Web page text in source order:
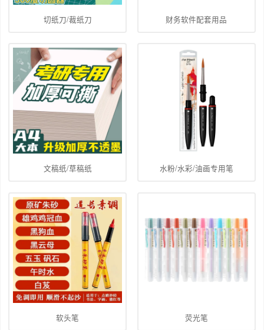
切纸刀/裁纸刀 财务软件配套用品
文稿纸/草稿纸 水粉/水彩/油画专用笔
软头笔 荧光笔